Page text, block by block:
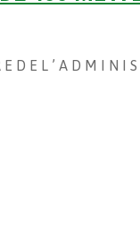
D E L ’ A D M I N I